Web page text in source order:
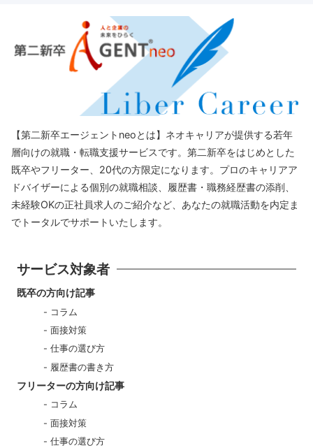
【第二新卒エージェントneoとは】ネオキャリアが提供する若年
層向けの就職・転職支援サービスです。第二新卒をはじめとした
既卒やフリーター、20代の方限定になります。プロのキャリアア
ドバイザーによる個別の就職相談、履歴書・職務経歴書の添削、
未経験OKの正社員求人のご紹介など、あなたの就職活動を内定ま
でトータルでサポートいたします。
サービス対象者
既卒の方向け記事
コラム
面接対策
仕事の選び方
履歴書の書き方
フリーターの方向け記事
コラム
面接対策
仕事の選び方